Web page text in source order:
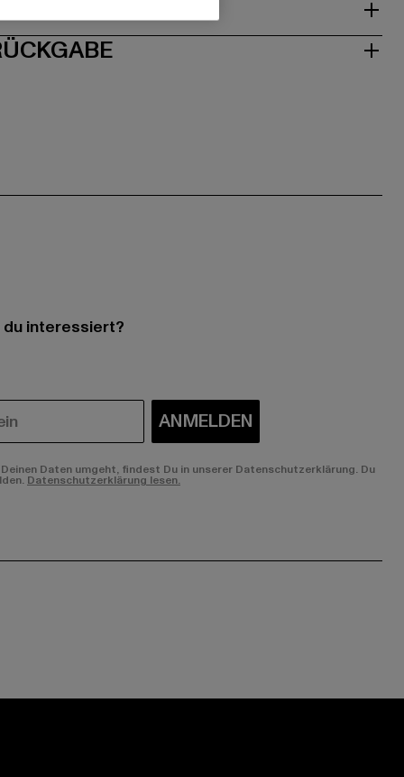
interessiert?
ANMELDEN
Daten umgeht, findest Du in unserer Datenschutzerklärung. Du
Datenschutzerklärung lesen.